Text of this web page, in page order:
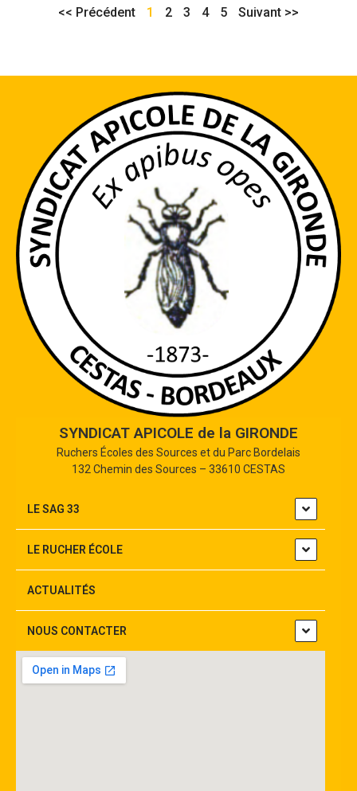
<< Précédent 1 2 3 4 5 Suivant >>
SYNDICAT APICOLE de la GIRONDE
Ruchers Écoles des Sources et du Parc Bordelais
132 Chemin des Sources – 33610 CESTAS
LE SAG 33
LE RUCHER ÉCOLE
ACTUALITÉS
NOUS CONTACTER